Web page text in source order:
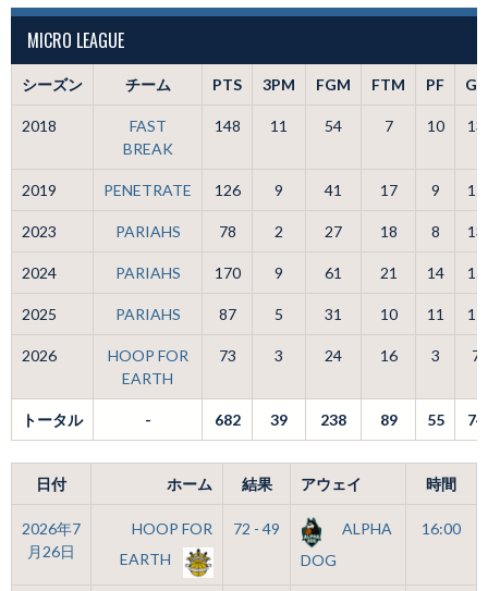
MICRO LEAGUE
シーズン チーム PTS 3PM FGM FTM PF GS
2018
FAST
BREAK
148 11 54 7 10 13
2019 PENETRATE 126 9 41 17 9 15
2023 PARIAHS 78 2 27 18 8 13
2024 PARIAHS 170 9 61 21 14 15
2025 PARIAHS 87 5 31 10 11 11
2026
HOOP FOR
EARTH
73 3 24 16 3 7
トータル - 682 39 238 89 55 74
日付 ホーム 結果 アウェイ 時間
2026年7
月26日
HOOP FOR
EARTH
72 - 49
ALPHA
DOG
16:00